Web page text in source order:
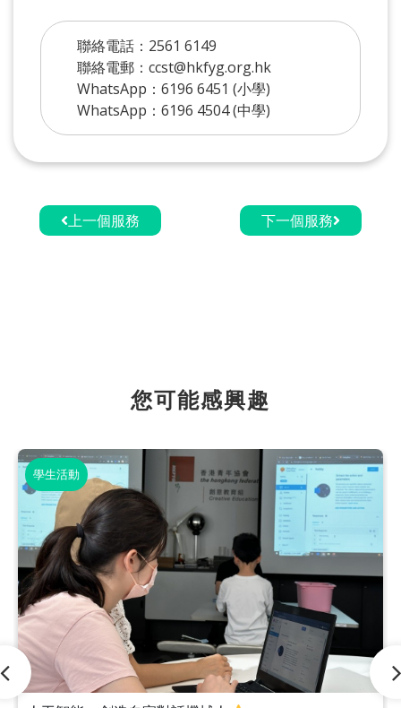
聯絡電話：2561 6149
聯絡電郵：ccst@hkfyg.org.hk
WhatsApp：6196 6451 (小學)
WhatsApp：6196 4504 (中學)
上一個服務 下一個服務
您可能感興趣
學生活動